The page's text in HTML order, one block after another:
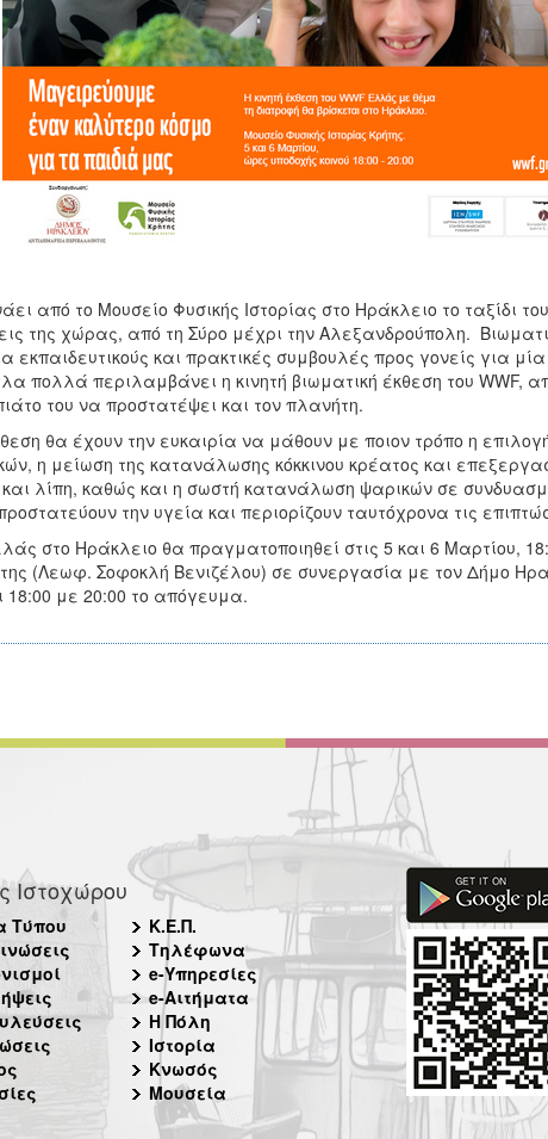
από το Μουσείο Φυσικής Ιστορίας στο Ηράκλειο το ταξίδι
της χώρας, από τη Σύρο μέχρι την Αλεξανδρούπολη.
εκπαιδευτικούς και πρακτικές συμβουλές προς γονείς για μία
πολλά περιλαμβάνει η κινητή βιωματική έκθεση του WWF,
του να προστατέψει και τον πλανήτη.
θα έχουν την ευκαιρία να μάθουν με ποιον τρόπο η
η μείωση της κατανάλωσης κόκκινου κρέατος και
λίπη, καθώς και η σωστή κατανάλωση ψαρικών σε
την υγεία και περιορίζουν ταυτόχρονα τις
στο Ηράκλειο θα πραγματοποιηθεί στις 5 και 6 Μαρτίου,
(Λεωφ. Σοφοκλή Βενιζέλου) σε συνεργασία με τον Δήμο
18:00 με 20:00 το απόγευμα.
Ιστοχώρου
Τύπου
Κ.Ε.Π.
Τηλέφωνα
e-Υπηρεσίες
e-Αιτήματα
Η Πόλη
Ιστορία
Κνωσός
Μουσεία